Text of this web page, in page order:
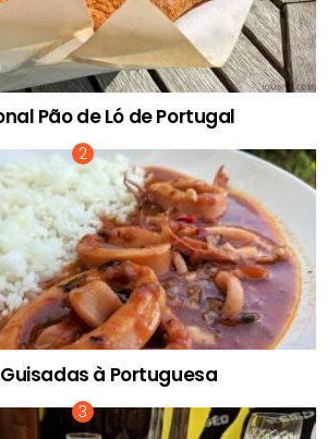
Pão de Ló de Portugal
à Portuguesa